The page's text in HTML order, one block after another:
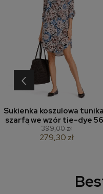
Sukienka koszulowa
szarfą we wzór tie-dye
399,00 zł
279,30 zł
‹